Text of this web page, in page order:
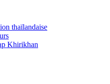
thaïlandaise
Khirikhan